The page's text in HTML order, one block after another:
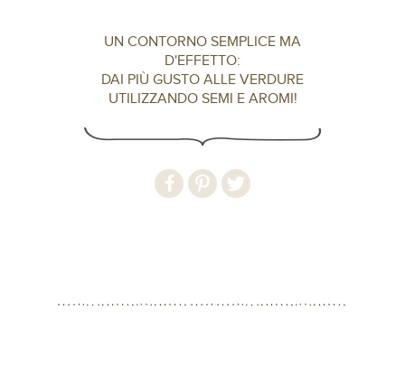
UN CONTORNO SEMPLICE MA
D'EFFETTO:
DAI PIÙ GUSTO ALLE VERDURE
UTILIZZANDO SEMI E AROMI!